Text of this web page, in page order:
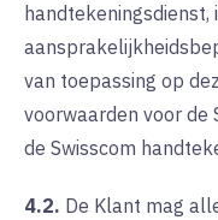
van toepassing op
voorwaarden voor de
de Swisscom
4.2. De Klant mag